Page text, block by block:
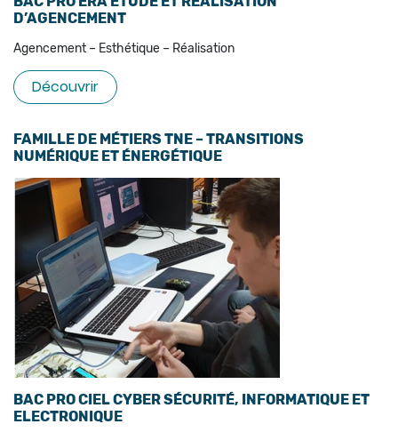
D’AGENCEMENT
Agencement – Esthétique – Réalisation
Découvrir
FAMILLE DE MÉTIERS TNE – TRANSITIONS
NUMÉRIQUE ET ÉNERGÉTIQUE
BAC PRO CIEL CYBER SÉCURITÉ, INFORMATIQUE ET
ELECTRONIQUE